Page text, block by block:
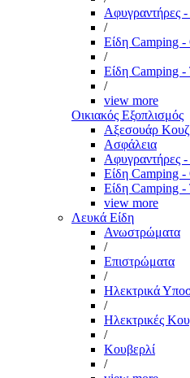
Αφυγραντήρες -
/
Είδη Camping
/
Είδη Camping -
/
view more
Οικιακός Εξοπλισμός
Αξεσουάρ
Ασφάλεια
Αφυγραντήρες -
Είδη Camping
Είδη Camping -
view more
Λευκά Είδη
Ανωστρώματα
/
Επιστρώματα
/
Ηλεκτρικά
/
Ηλεκτρικές
/
Κουβερλί
/